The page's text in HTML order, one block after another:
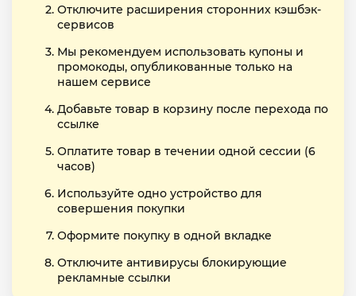
Отключите расширения сторонних кэшбэк-
сервисов
Мы рекомендуем использовать купоны и
промокоды, опубликованные только на
нашем сервисе
Добавьте товар в корзину после перехода по
ссылке
Оплатите товар в течении одной сессии (6
часов)
Используйте одно устройство для
совершения покупки
Оформите покупку в одной вкладке
Отключите антивирусы блокирующие
рекламные ссылки